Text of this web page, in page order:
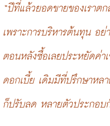
“ปีที่แล้วยอดขายของเราต
เพราะการบริหารต้นทุน อย่
ตอนหลังซื้อเลยประหยัดค่า
ดอกเบี้ย เดิมมีที่ปรึกษาหล
ก็ปรับลด หลายตัวประกอบ